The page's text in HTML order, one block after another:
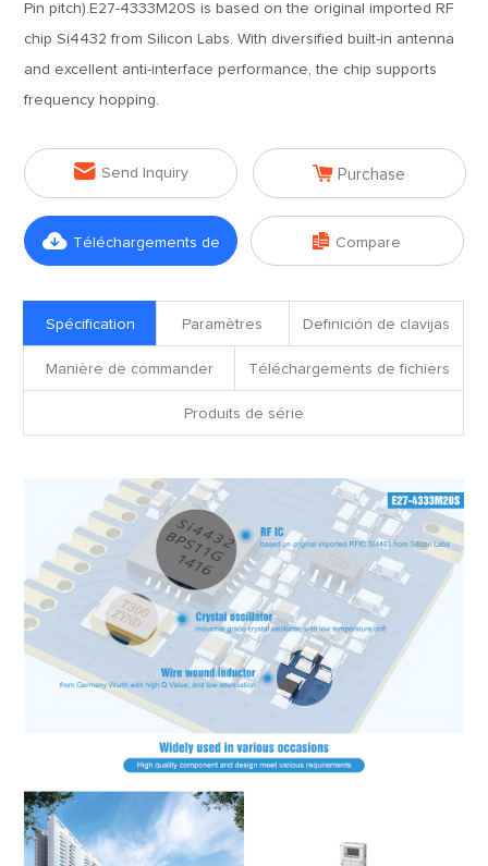
Pin pitch).E27-4333M20S is based on the original imported RF
chip Si4432 from Silicon Labs. With diversified built-in antenna
and excellent anti-interface performance, the chip supports
frequency hopping.
 Send Inquiry  Purchase
 Téléchargements de  Compare
Spécification Paramètres Definición de clavijas
Manière de commander Téléchargements de fichiers
Produits de série